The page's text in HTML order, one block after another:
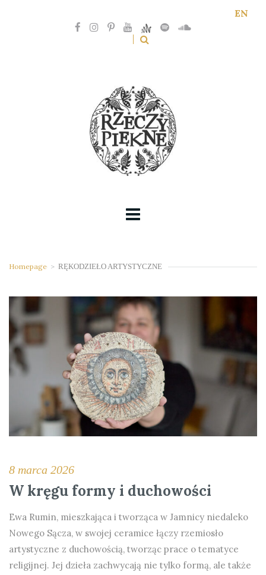
EN
Homepage > RĘKODZIEŁO ARTYSTYCZNE
8 marca 2026
W kręgu formy i duchowości
Ewa Rumin, mieszkająca i tworząca w Jamnicy niedaleko
Nowego Sącza, w swojej ceramice łączy rzemiosło
artystyczne z duchowością, tworząc prace o tematyce
religijnej. Jej dzieła zachwycają nie tylko formą, ale także